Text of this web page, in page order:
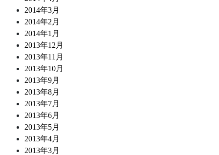
2014年3月
2014年2月
2014年1月
2013年12月
2013年11月
2013年10月
2013年9月
2013年8月
2013年7月
2013年6月
2013年5月
2013年4月
2013年3月